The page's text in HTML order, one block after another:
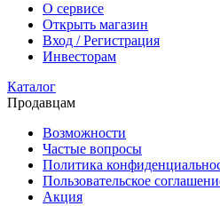
О сервисе
Открыть магазин
Вход / Регистрация
Инвесторам
Каталог
Продавцам
Возможности
Частые вопросы
Политика
Пользовательское
Акция